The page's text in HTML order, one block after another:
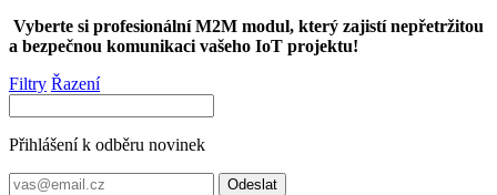
Vyberte si profesionálníM2M modul, který zajistí nepřetržitou
a bezpečnou komunikaci vašeho IoT projektu!
Filtry Řazení
Přihlášení k odběru novinek
Odeslat